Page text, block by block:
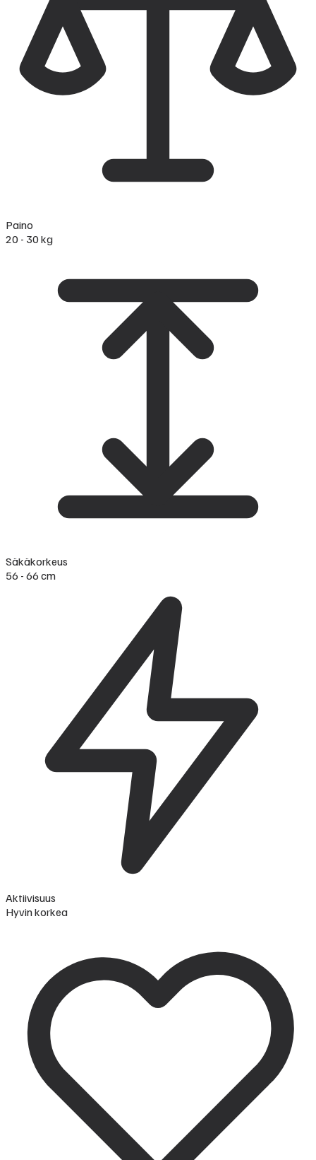
Paino
20 - 30 kg
Säkäkorkeus
56 - 66 cm
Aktiivisuus
Hyvin korkea